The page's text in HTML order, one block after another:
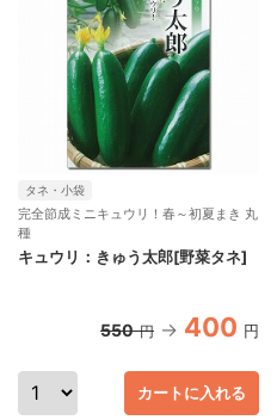
タネ・小袋
完全節成ミニキュウリ！春～初夏まき 丸
種
キュウリ：きゅう太郎[野菜タネ]
550 円 400 円
カートに入れる